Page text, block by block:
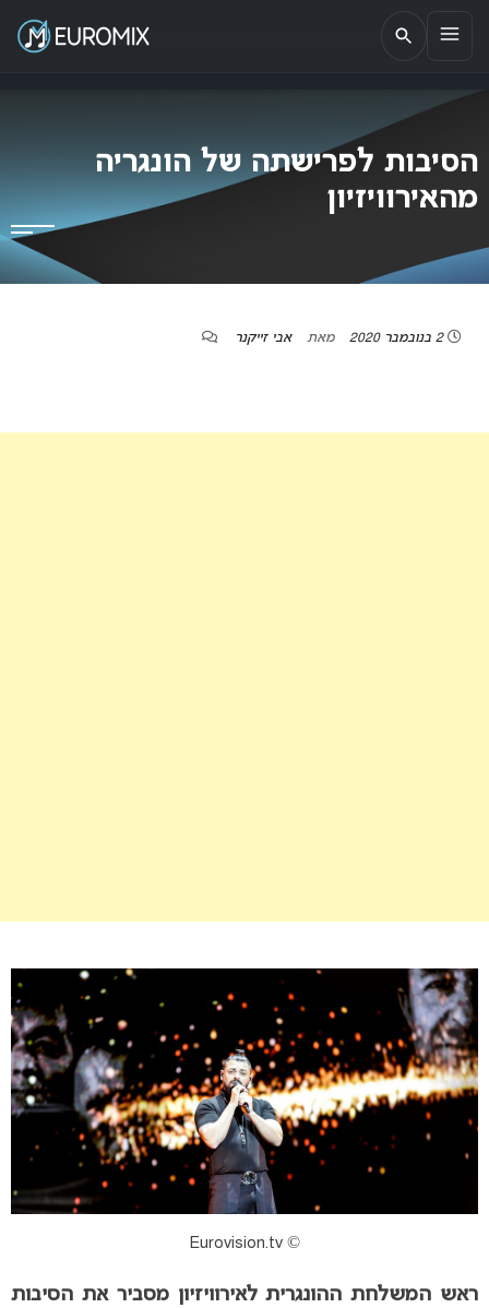
EUROMIX
אתר הבית של האירוויזיון בישראל
הסיבות לפרישתה של הונגריה
מהאירוויזיון
2 בנובמבר 2020 מאת אבי זייקנר
© Eurovision.tv
ראש המשלחת ההונגרית לאירוויזיון מסביר את הסיבות